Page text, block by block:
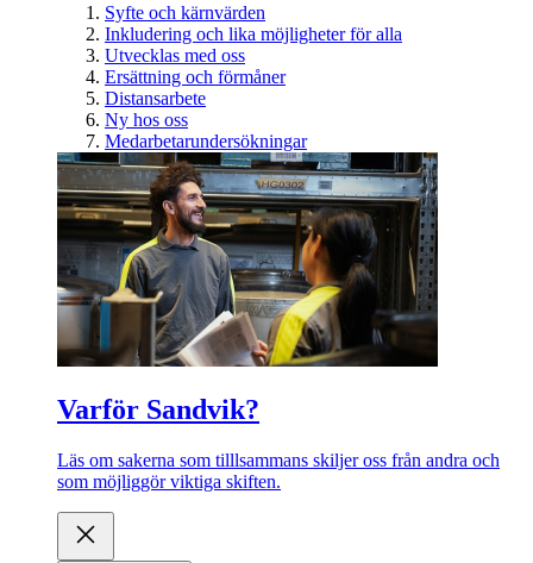
Syfte och kärnvärden
Inkludering och lika möjligheter för alla
Utvecklas med oss
Ersättning och förmåner
Distansarbete
Ny hos oss
Medarbetarundersökningar
Varför Sandvik?
Läs om sakerna som tilllsammans skiljer oss från andra och
som möjliggör viktiga skiften.